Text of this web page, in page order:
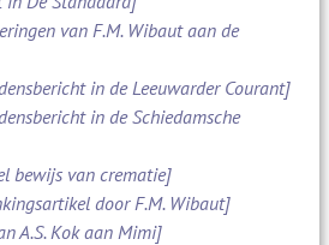
van F.M. Wibaut aan de
in de Leeuwarder Courant]
in de Schiedamsche
bewijs van crematie]
door F.M. Wibaut]
A.S. Kok aan Mimi]